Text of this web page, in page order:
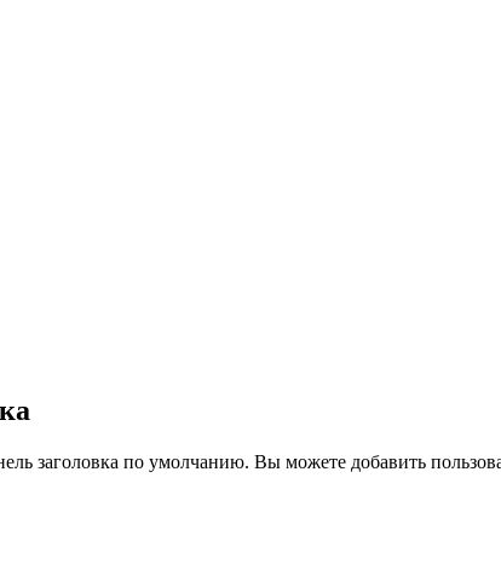
заголовка по умолчанию. Вы можете добавить